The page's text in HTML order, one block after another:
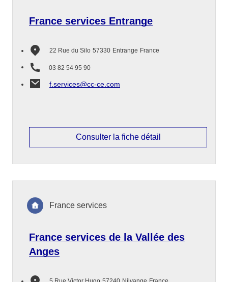
France services Entrange
22 Rue du Silo 57330 Entrange France
03 82 54 95 90
f.services@cc-ce.com
Consulter la fiche détail
France services de la Vallée des
Anges
France services